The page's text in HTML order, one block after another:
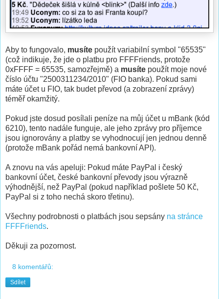
Aby to fungovalo, musíte použít variabilní symbol "65535"
(což indikuje, že jde o platbu pro FFFFriends, protože
0xFFFF = 65535, samozřejmě) a musíte použít moje nové
číslo účtu "2500311234/2010" (FIO banka). Pokud sami
máte účet u FIO, tak budet převod (a zobrazení zprávy)
téměř okamžitý.
Pokud jste dosud posílali peníze na můj účet u mBank (kód
6210), tento nadále funguje, ale jeho zprávy pro příjemce
jsou ignorovány a platby se vyhodnocují jen jednou denně
(protože mBank pořád nemá bankovní API).
A znovu na vás apeluji: Pokud máte PayPal i český
bankovní účet, české bankovní převody jsou výrazně
výhodnější, než PayPal (pokud například pošlete 50 Kč,
PayPal si z toho nechá skoro třetinu).
Všechny podrobnosti o platbách jsou sepsány na stránce
FFFFriends.
Děkuji za pozornost.
8 komentářů:
Sdílet